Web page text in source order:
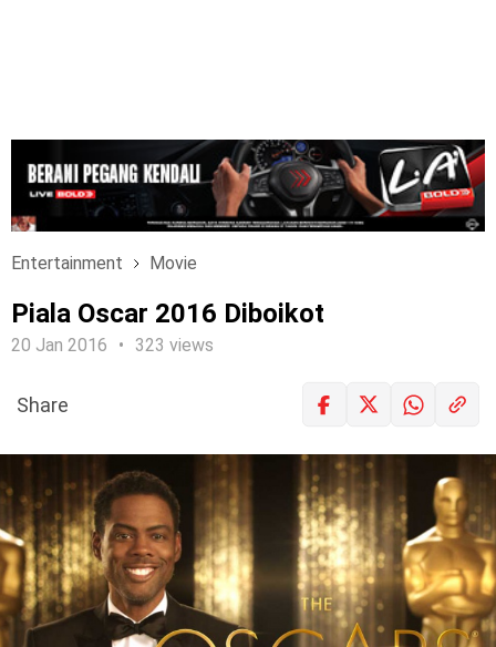
Entertainment Movie
Piala Oscar 2016 Diboikot
20 Jan 2016 323 views
LOGIN
Share